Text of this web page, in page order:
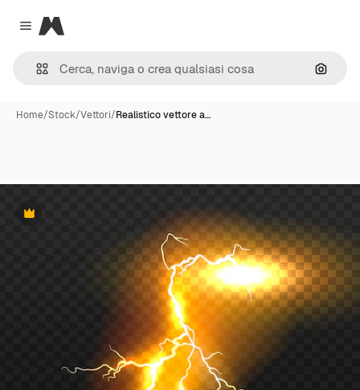
Close menu
Magnific
Cerca
Home/Stock/Vettori/Realistico vettore a…
Premium